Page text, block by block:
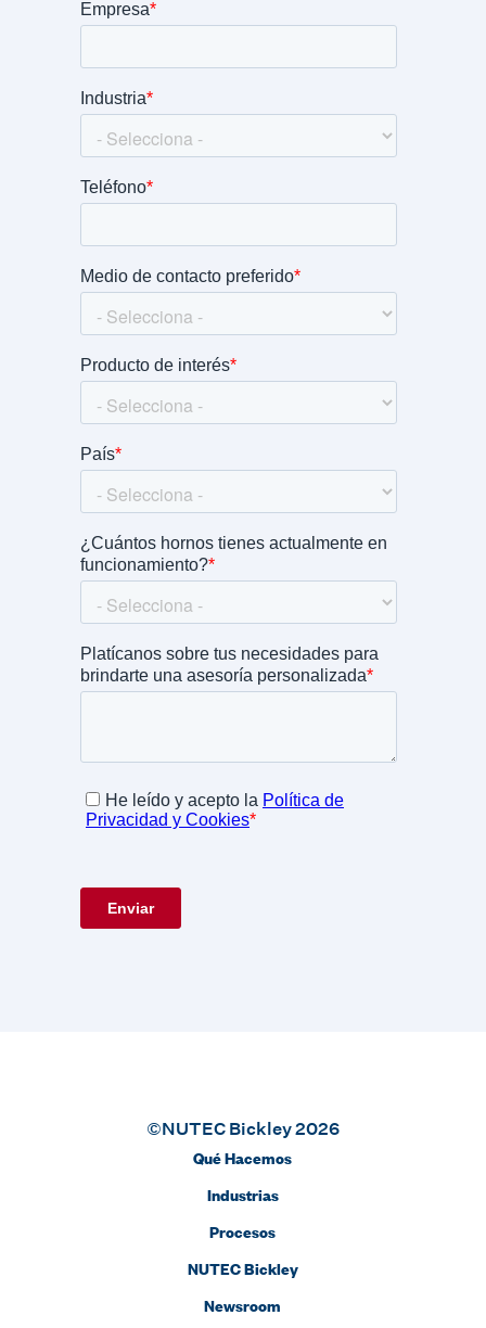
©NUTEC Bickley 2026
Qué Hacemos
Industrias
Procesos
NUTEC Bickley
Newsroom